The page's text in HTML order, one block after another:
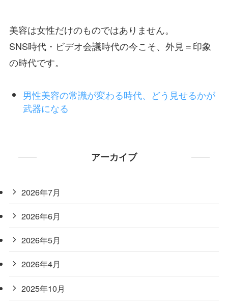
美容は女性だけのものではありません。
SNS時代・ビデオ会議時代の今こそ、外見＝印象
の時代です。
男性美容の常識が変わる時代、どう見せるかが
武器になる
アーカイブ
2026年7月
2026年6月
2026年5月
2026年4月
2025年10月